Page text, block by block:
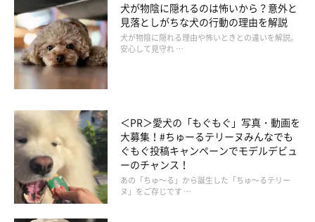
自信がないなら病院に頼ること
ケージレストに自信がなければ、入院費をかけてでも病院に任せ
ると良いでしょう。安静の時期が治療で1番大切な時期とも言え
ますので、無理をして自宅でみる必要はありません。飼い主さん
がやる気でも、犬の性格によっては家に帰さない方が良いと判断
されることもありますので、この場合は病院にお任せしましょ
う。
愛犬のためにも頻繁に面会へ行くことをおすすめしますが、面会
犬が物陰に隠れるのは怖いから？意外と
見落としがちな犬の行動の理由を解説
犬が物陰に隠れる理由や怖いときとの違いを解説。
安心して見守れ …
＜PR＞愛犬の「もぐもぐ」写真・動画を
大募集！#ちゅーるテリーヌみんなでも
ぐもぐ投稿キャンペーンでモデルデビュ
ーのチャンス！
あの「ちゅ～る」から誕生した「ちゅ～るテリー
ヌ」をご存じです …